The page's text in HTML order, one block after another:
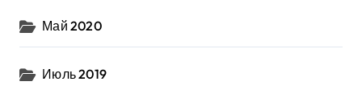
Май 2020
Июль 2019